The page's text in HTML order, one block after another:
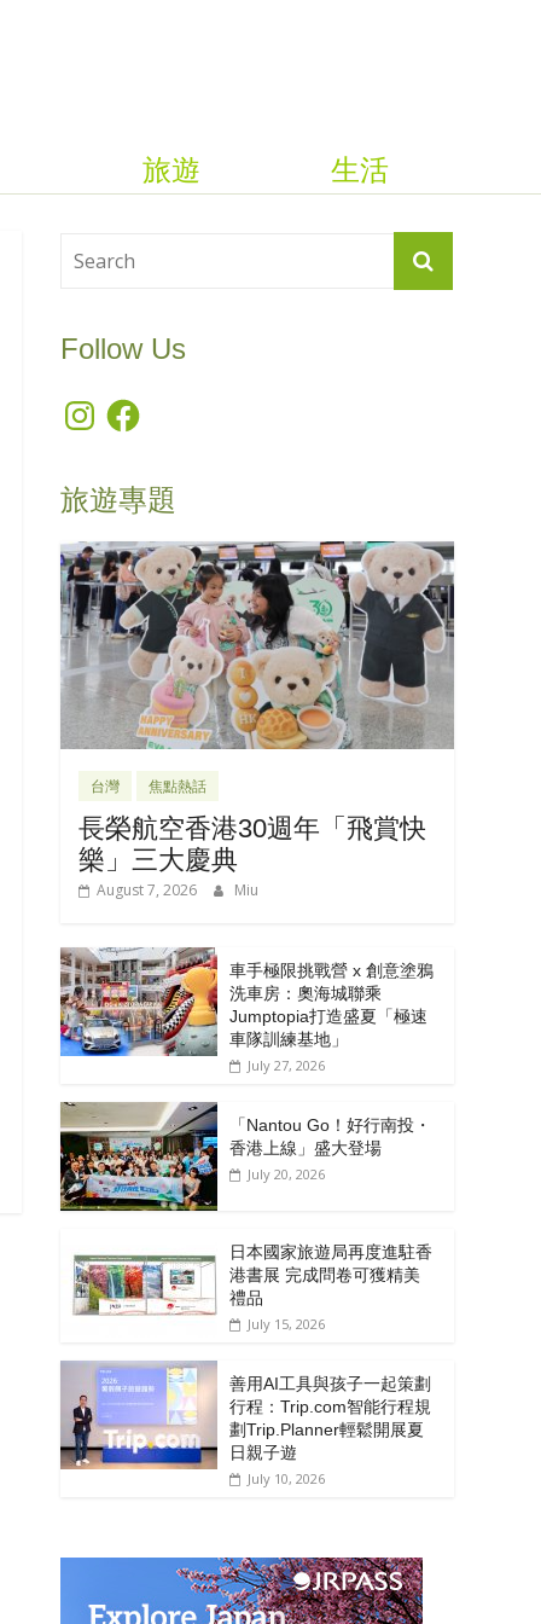
生活
旅遊
Follow Us
InstagramFacebook
旅遊專題
台灣 焦點熱話
長榮航空香港30週年「飛賞快
樂」三大慶典
August 7, 2026 Miu
車手極限挑戰營 x 創意塗鴉
洗車房：奧海城聯乘
Jumptopia打造盛夏「極速
車隊訓練基地」
July 27, 2026
「Nantou Go！好行南投・
香港上線」盛大登場
July 20, 2026
日本國家旅遊局再度進駐香
港書展 完成問卷可獲精美
禮品
July 15, 2026
善用AI工具與孩子一起策劃
行程：Trip.com智能行程規
劃Trip.Planner輕鬆開展夏
日親子遊
July 10, 2026